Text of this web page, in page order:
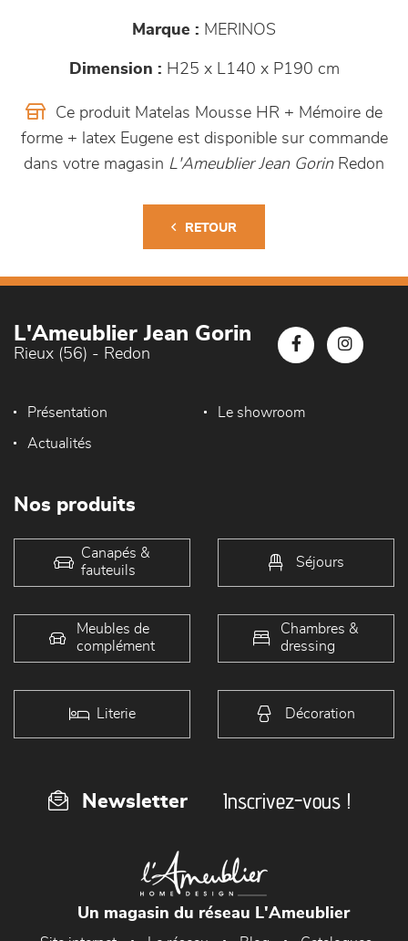
Marque : MERINOS
Dimension : H25 x L140 x P190 cm
Ce produit Matelas Mousse HR + Mémoire de
forme + latex Eugene est disponible sur commande
dans votre magasin L'Ameublier Jean GorinRedon
RETOUR
L'Ameublier Jean Gorin
Rieux (56) - Redon
Présentation Le showroom
Actualités
Nos produits
Canapés &
fauteuils
Séjours
Meubles de
complément
Chambres &
dressing
Literie Décoration
Newsletter Inscrivez-vous !
Un magasin du réseau L'Ameublier